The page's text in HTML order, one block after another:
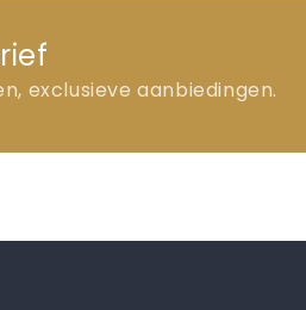
exclusieve aanbiedingen.